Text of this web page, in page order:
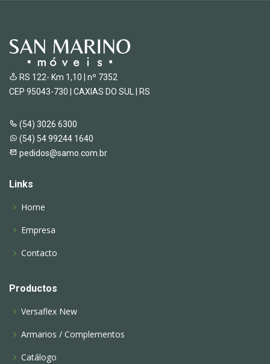
RS 122- Km 1,10 | nº 7352
CEP 95043-730 | CAXIAS DO SUL | RS
(54) 3026 6300
(54) 54 99244 1640
pedidos@samo.com.br
Links
Home
Empresa
Contacto
Productos
Versaflex New
Armarios / Complementos
Catálogo